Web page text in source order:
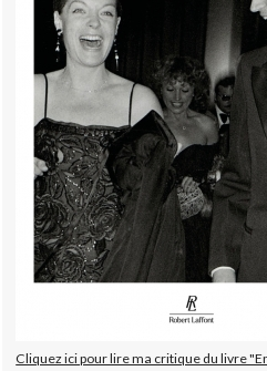
Cliquez ici pour lire ma critique du livre